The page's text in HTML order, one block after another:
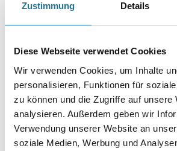
Zustimmung Details
Diese Webseite verwendet Cookies
Wir verwenden Cookies, um Inhalte
personalisieren, Funktionen für
zu können und die Zugriffe auf unsere
analysieren. Außerdem geben wir
Verwendung unserer Website an
soziale Medien, Werbung und
Länge in centimeter